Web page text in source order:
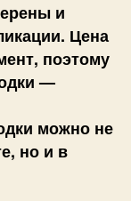
и
Цена
поэтому
—
можно не
но и в